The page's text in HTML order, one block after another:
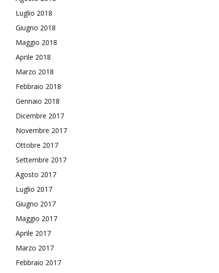
Luglio 2018
Giugno 2018
Maggio 2018
Aprile 2018
Marzo 2018
Febbraio 2018
Gennaio 2018
Dicembre 2017
Novembre 2017
Ottobre 2017
Settembre 2017
Agosto 2017
Luglio 2017
Giugno 2017
Maggio 2017
Aprile 2017
Marzo 2017
Febbraio 2017